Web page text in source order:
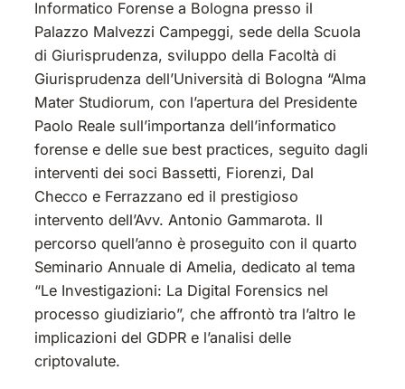
Informatico Forense a Bologna presso il
Palazzo Malvezzi Campeggi, sede della Scuola
di Giurisprudenza, sviluppo della Facoltà di
Giurisprudenza dell’Università di Bologna “Alma
Mater Studiorum, con l’apertura del Presidente
Paolo Reale sull’importanza dell’informatico
forense e delle sue best practices, seguito dagli
interventi dei soci Bassetti, Fiorenzi, Dal
Checco e Ferrazzano ed il prestigioso
intervento dell’Avv. Antonio Gammarota. Il
percorso quell’anno è proseguito con il quarto
Seminario Annuale di Amelia, dedicato al tema
“Le Investigazioni: La Digital Forensics nel
processo giudiziario”, che affrontò tra l’altro le
implicazioni del GDPR e l’analisi delle
criptovalute.